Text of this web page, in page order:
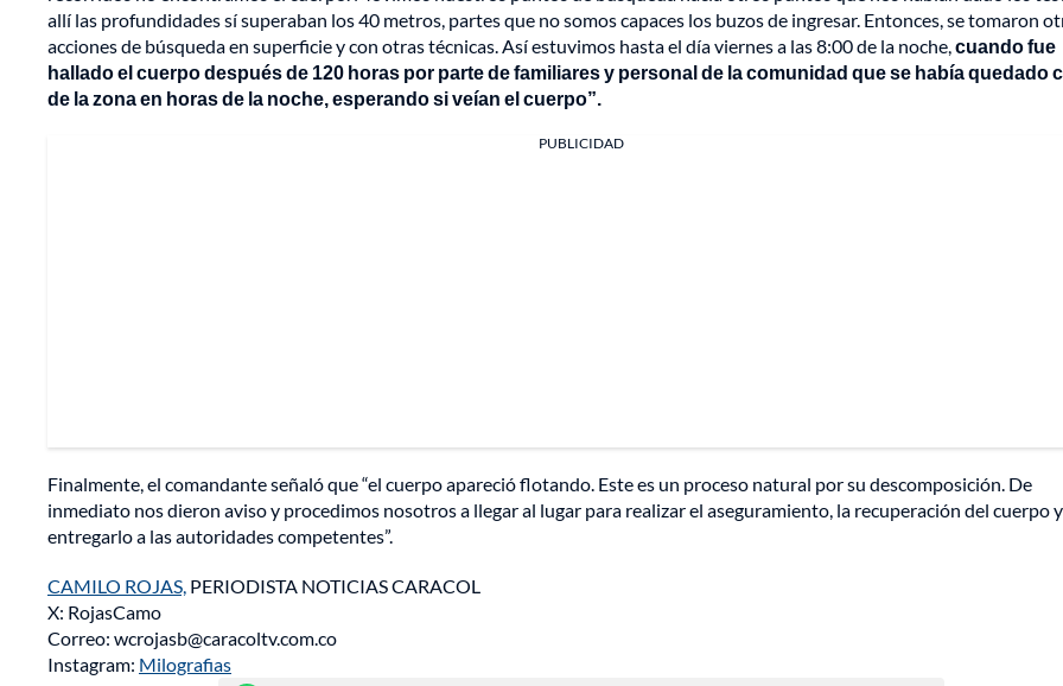
allí las profundidades sí superaban los 40 metros, partes que no somos capaces los buzos de ingresar. Entonces, se tomaron
acciones de búsqueda en superficie y con otras técnicas. Así estuvimos hasta el día viernes a las 8:00 de la noche,cuando fue
hallado el cuerpo después de 120 horas por parte de familiares y personal de la comunidad que se había quedado
de la zona en horas de la noche, esperando si veían el cuerpo”.
PUBLICIDAD
Finalmente, el comandante señaló que “el cuerpo apareció flotando. Este es un proceso natural por su descomposición. De
inmediato nos dieron aviso y procedimos nosotros a llegar al lugar para realizar el aseguramiento, la recuperación del cuerpo y
entregarlo a las autoridades competentes”.
CAMILO ROJAS, PERIODISTA NOTICIAS CARACOL
X: RojasCamo
Correo: wcrojasb@caracoltv.com.co
Instagram: Milografias